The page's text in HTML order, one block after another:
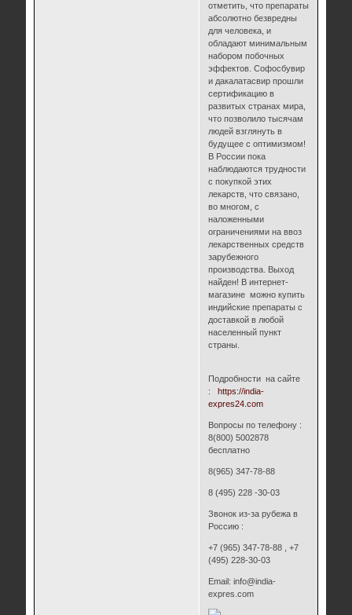
отметить, что препараты
абсолютно безвредны
для человека, и
обладают минимальным
набором побочных
эффектов. Софосбувир
и дакалатасвир прошли
сертификацию в
развитых странах мира,
что позволило тысячам
людей взглянуть в
будущее с оптимизмом!
В России пока
наблюдаются трудности
с покупкой этих
лекарств, что связано,
во многом, с
наложенными
ограничениями на ввоз
лекарственных средств
зарубежного
производства. Выход
найден! В интернет-
магазине можно купить
индийские препараты с
доставкой в любой
населенный пункт
страны.
Подробности на сайте
: https://india-
expres24.com
Вопросы по телефону :
8(800) 5002878
бесплатно
8(965) 347-78-88
8 (495) 228 -30-03
Звонок из-за рубежа в
Россию :
+7 (965) 347-78-88 , +7
(495) 228-30-03
Email: info@india-
expres.com